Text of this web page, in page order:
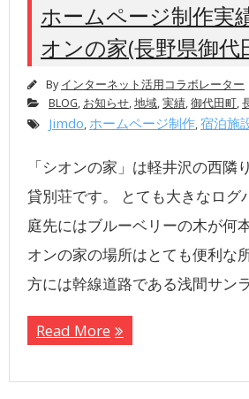
ホームページ制作実
オンの家(長野県御代
Byインターネット活用コラボレーター
BLOG, お知らせ,地域,実績,御代田町,
Jimdo,ホームページ制作,宿泊施
「シオンの家」は軽井沢の西隣
貸別荘です。 とても大きなログ
庭先にはブルーベリーの木が何
オンの家の場所はとても便利な
方には幹線道路である浅間サン
Read More